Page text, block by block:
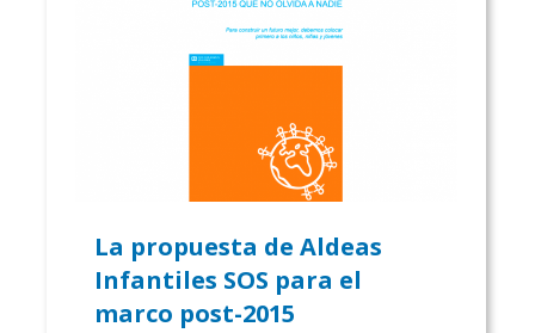
La propuesta de Aldeas
Infantiles SOS para el
marco post-2015